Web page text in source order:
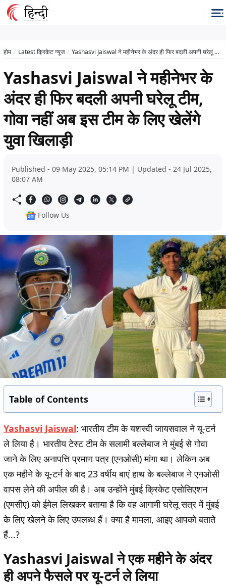
होम Latest क्रिकेट न्यूज Yashasvi Jaiswal ने महीनेभर के अंदर ही फिर बदली अपनी घरेलू टीम, गोवा नहीं अब इस टीम के लिए खेलेंगे युवा खिलाड़ी
Yashasvi Jaiswal ने महीनेभर के
अंदर ही फिर बदली अपनी घरेलू टीम,
गोवा नहीं अब इस टीम के लिए खेलेंगे
युवा खिलाड़ी
Published - 09 May 2025, 05:14 PM | Updated - 24 Jul 2025,
08:07 AM
Follow Us
Table of Contents
Yashasvi Jaiswal: भारतीय टीम के यशस्वी जायसवाल ने यू-टर्न
ले लिया है। भारतीय टेस्ट टीम के सलामी बल्लेबाज ने मुंबई से गोवा
जाने के लिए अनापत्ति प्रमाण पत्र (एनओसी) मांगा था। लेकिन अब
एक महीने के यू-टर्न के बाद 23 वर्षीय बाएं हाथ के बल्लेबाज ने एनओसी
वापस लेने की अपील की है। अब उन्होंने मुंबई क्रिकेट एसोसिएशन
(एमसीए) को ईमेल लिखकर बताया है कि वह आगामी घरेलू सत्र में मुंबई
के लिए खेलने के लिए उपलब्ध हैं। क्या है मामला, आइए आपको बताते
हैं...?
Yashasvi Jaiswal ने एक महीने के अंदर
ही अपने फैसले पर यू-टर्न ले लिया